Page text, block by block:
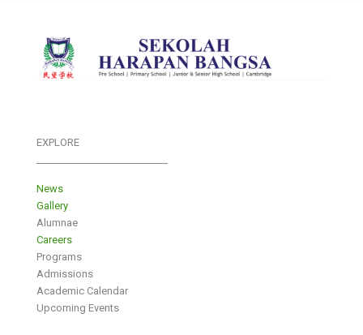
EXPLORE
News
Gallery
Alumnae
Careers
Programs
Admissions
Academic Calendar
Upcoming Events